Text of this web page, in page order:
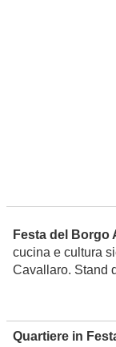
Festa del Borgo
cucina e cultura
Cavallaro. Stand
Quartiere in